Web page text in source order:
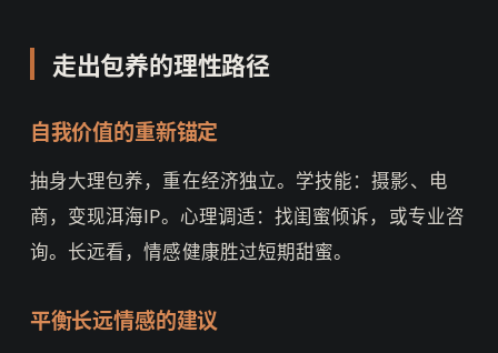
走出包养的理性路径
自我价值的重新锚定
抽身大理包养，重在经济独立。学技能：摄影、电
商，变现洱海IP。心理调适：找闺蜜倾诉，或专业咨
询。长远看，情感健康胜过短期甜蜜。
平衡长远情感的建议